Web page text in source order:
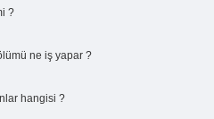
?
ne iş yapar ?
hangisi ?